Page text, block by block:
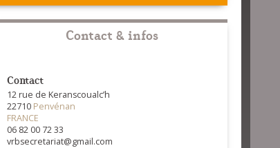
Contact & infos
Contact
12 rue de Keranscoualc’h
22710 Penvénan
FRANCE
06 82 00 72 33
vrbsecretariat@gmail.com